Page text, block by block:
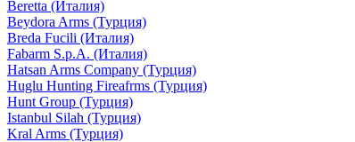
Beretta (Италия)
Beydora Arms (Турция)
Breda Fucili (Италия)
Fabarm S.p.A. (Италия)
Hatsan Arms Company (Турция)
Huglu Hunting Fireafrms (Турция)
Hunt Group (Турция)
Istanbul Silah (Турция)
Kral Arms (Турция)